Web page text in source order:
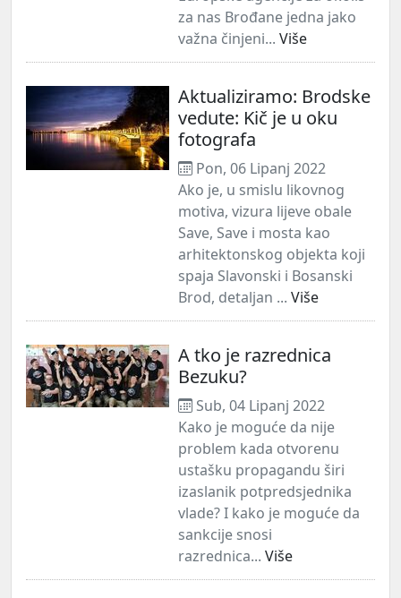
za nas Brođane jedna jako
važna činjeni... Više
Aktualiziramo: Brodske
vedute: Kič je u oku
fotografa
Pon, 06 Lipanj 2022
Ako je, u smislu likovnog
motiva, vizura lijeve obale
Save, Save i mosta kao
arhitektonskog objekta koji
spaja Slavonski i Bosanski
Brod, detaljan ... Više
A tko je razrednica
Bezuku?
Sub, 04 Lipanj 2022
Kako je moguće da nije
problem kada otvorenu
ustašku propagandu širi
izaslanik potpredsjednika
vlade? I kako je moguće da
sankcije snosi
razrednica... Više